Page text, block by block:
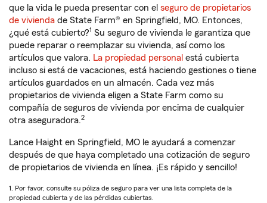
que la vida le pueda presentar con el seguro de propietarios
de vivienda de State Farm® en Springfield, MO. Entonces,
¿qué está cubierto?1 Su seguro de vivienda le garantiza que
puede reparar o reemplazar su vivienda, así como los
artículos que valora. La propiedad personal está cubierta
incluso si está de vacaciones, está haciendo gestiones o tiene
artículos guardados en un almacén. Cada vez más
propietarios de vivienda eligen a State Farm como su
compañía de seguros de vivienda por encima de cualquier
otra aseguradora.2
Lance Haight en Springfield, MO le ayudará a comenzar
después de que haya completado una cotización de seguro
de propietarios de vivienda en línea. ¡Es rápido y sencillo!
1. Por favor, consulte su póliza de seguro para ver una lista completa de la
propiedad cubierta y de las pérdidas cubiertas.